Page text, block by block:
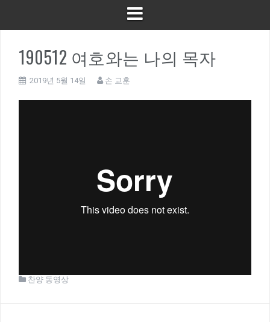
190512 여호와는 나의 목자
2019년 5월 14일 손 교훈
찬양 동영상